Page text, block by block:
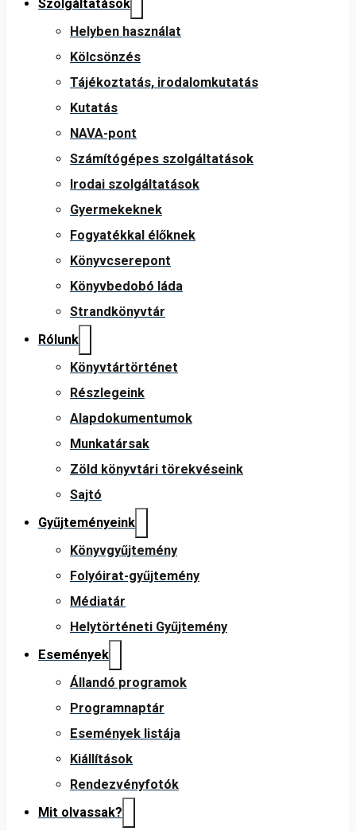
Szolgáltatások
Helyben használat
Kölcsönzés
Tájékoztatás, irodalomkutatás
Kutatás
NAVA-pont
Számítógépes szolgáltatások
Irodai szolgáltatások
Gyermekeknek
Fogyatékkal élőknek
Könyvcserepont
Könyvbedobó láda
Strandkönyvtár
Rólunk
Könyvtártörténet
Részlegeink
Alapdokumentumok
Munkatársak
Zöld könyvtári törekvéseink
Sajtó
Gyűjteményeink
Könyvgyűjtemény
Folyóirat-gyűjtemény
Médiatár
Helytörténeti Gyűjtemény
Események
Állandó programok
Programnaptár
Események listája
Kiállítások
Rendezvényfotók
Mit olvassak?